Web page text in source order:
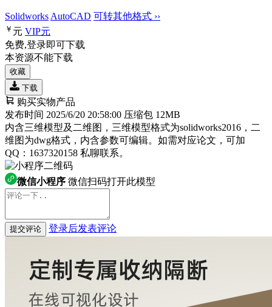
Solidworks AutoCAD 可转其他格式 ››
￥ 元 VIP元
免费,登录即可下载
本资源不能下载
收藏
下载
购买实物产品
发布时间 2025/6/20 20:58:00 压缩包 12MB
内含三维模型及二维图，三维模型格式为solidworks2016，二
维图为dwg格式，内含参数可编辑。如需对应论文，可加
QQ：1637320158 私聊联系。
微信小程序 微信扫码打开此模型
提交评论 登录后发表评论